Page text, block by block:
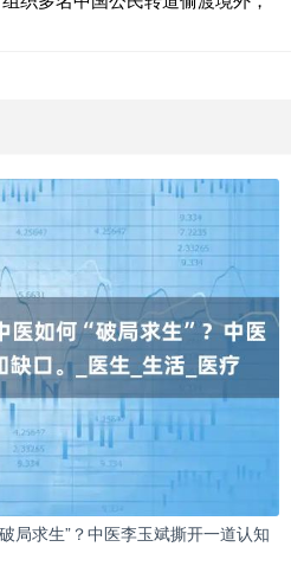
局求生”？中医李玉斌撕开一道认知